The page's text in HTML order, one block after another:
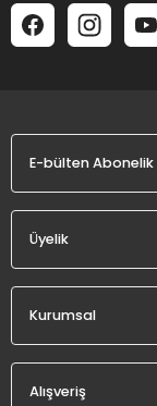
E-bülten Abonelik
Üyelik
Kurumsal
Alışveriş